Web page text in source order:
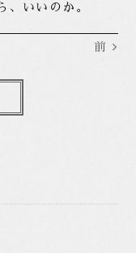
、いいのか。
前